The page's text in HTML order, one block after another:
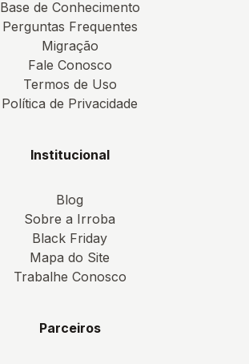
Base de Conhecimento
Perguntas Frequentes
Migração
Fale Conosco
Termos de Uso
Política de Privacidade
Institucional
Blog
Sobre a Irroba
Black Friday
Mapa do Site
Trabalhe Conosco
Parceiros